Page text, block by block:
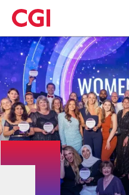
Skip
to
main
content